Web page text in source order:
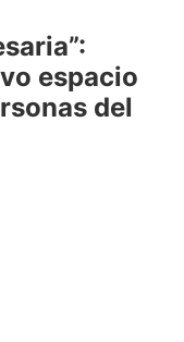
espacio
del